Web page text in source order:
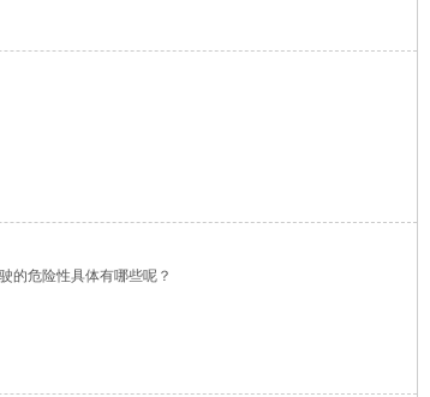
的危险性具体有哪些呢？